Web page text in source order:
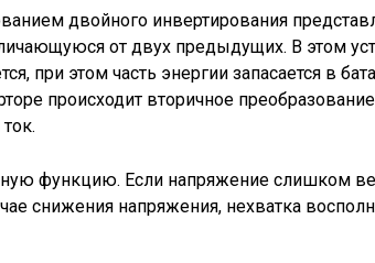
двойного инвертирования
от двух предыдущих. В этом
при этом часть энергии запасается в
происходит вторичное преобразование
функцию. Если напряжение слишком
снижения напряжения, нехватка